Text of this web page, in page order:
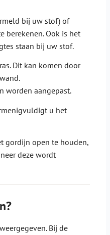
bij uw stof) of
berekenen. Ook is het
staan bij uw stof.
Dit kan komen door
worden aangepast.
u het
gordijn open te houden,
deze wordt
Bij de